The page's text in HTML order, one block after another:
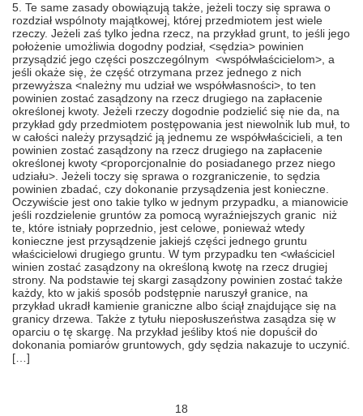
5. Te same zasady obowiązują także, jeżeli toczy się sprawa o
rozdział wspólnoty majątkowej, której przedmiotem jest wiele
rzeczy. Jeżeli zaś tylko jedna rzecz, na przykład grunt, to jeśli jego
położenie umożliwia dogodny podział, <sędzia> powinien
przysądzić jego części poszczególnym <współwłaścicielom>, a
jeśli okaże się, że część otrzymana przez jednego z nich
przewyższa <należny mu udział we współwłasności>, to ten
powinien zostać zasądzony na rzecz drugiego na zapłacenie
określonej kwoty. Jeżeli rzeczy dogodnie podzielić się nie da, na
przykład gdy przedmiotem postępowania jest niewolnik lub muł, to
w całości należy przysądzić ją jednemu ze współwłaścicieli, a ten
powinien zostać zasądzony na rzecz drugiego na zapłacenie
określonej kwoty <proporcjonalnie do posiadanego przez niego
udziału>. Jeżeli toczy się sprawa o rozgraniczenie, to sędzia
powinien zbadać, czy dokonanie przysądzenia jest konieczne.
Oczywiście jest ono takie tylko w jednym przypadku, a mianowicie
jeśli rozdzielenie gruntów za pomocą wyraźniejszych granic niż
te, które istniały poprzednio, jest celowe, ponieważ wtedy
konieczne jest przysądzenie jakiejś części jednego gruntu
właścicielowi drugiego gruntu. W tym przypadku ten <właściciel
winien zostać zasądzony na określoną kwotę na rzecz drugiej
strony. Na podstawie tej skargi zasądzony powinien zostać także
każdy, kto w jakiś sposób podstępnie naruszył granice, na
przykład ukradł kamienie graniczne albo ściął znajdujące się na
granicy drzewa. Także z tytułu nieposłuszeństwa zasądza się w
oparciu o tę skargę. Na przykład jeśliby ktoś nie dopuścił do
dokonania pomiarów gruntowych, gdy sędzia nakazuje to uczynić.
[…]
18